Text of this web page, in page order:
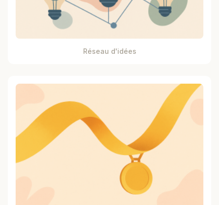
Réseau d'idées